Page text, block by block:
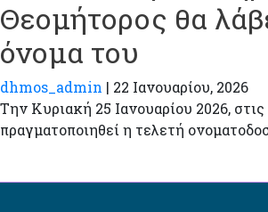
Θεομήτορος θα
όνομα του
dhmos_admin | 22 Ιανουαρίου, 2026
Την Κυριακή 25 Ιανουαρίου 2026, στις
πραγματοποιηθεί η τελετή